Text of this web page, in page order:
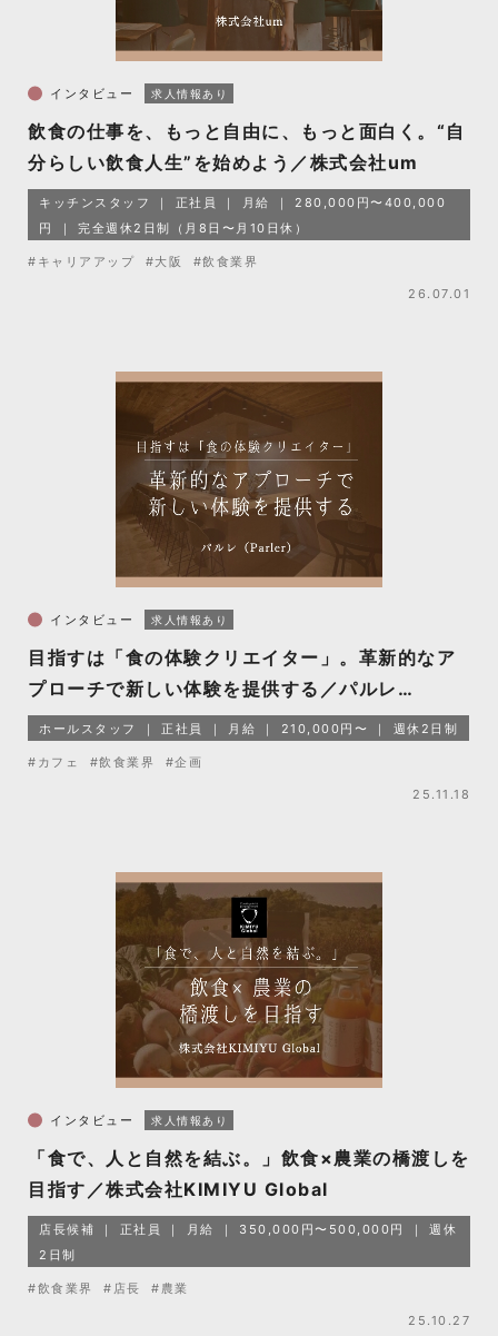
インタビュー 求人情報あり
飲食の仕事を、もっと自由に、もっと面白く。“自
分らしい飲食人生”を始めよう／株式会社um
キッチンスタッフ 正社員 月給
280,000円〜400,000
円
完全週休2日制（月8日〜月10日休）
#キャリアアップ #大阪 #飲食業界
26.07.01
インタビュー 求人情報あり
目指すは「食の体験クリエイター」。革新的なア
プローチで新しい体験を提供する／パルレ
（Parler）
ホールスタッフ 正社員 月給 210,000円〜 週休2日制
#カフェ #飲食業界 #企画
25.11.18
インタビュー 求人情報あり
「食で、人と自然を結ぶ。」飲食×農業の橋渡しを
目指す／株式会社KIMIYU Global
店長候補 正社員 月給 350,000円〜500,000円
週休
2日制
#飲食業界 #店長 #農業
25.10.27